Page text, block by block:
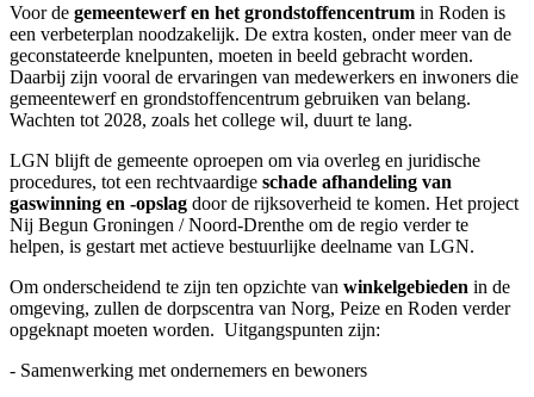
Voor de gemeentewerf en het grondstoffencentrum in Roden is
een verbeterplan noodzakelijk. De extra kosten, onder meer van de
geconstateerde knelpunten, moeten in beeld gebracht worden.
Daarbij zijn vooral de ervaringen van medewerkers en inwoners die
gemeentewerf en grondstoffencentrum gebruiken van belang.
Wachten tot 2028, zoals het college wil, duurt te lang.
LGN blijft de gemeente oproepen om via overleg en juridische
procedures, tot een rechtvaardige schade afhandeling van
gaswinning en -opslag door de rijksoverheid te komen. Het project
Nij Begun Groningen / Noord-Drenthe om de regio verder te
helpen, is gestart met actieve bestuurlijke deelname van LGN.
Om onderscheidend te zijn ten opzichte van winkelgebieden in de
omgeving, zullen de dorpscentra van Norg, Peize en Roden verder
opgeknapt moeten worden. Uitgangspunten zijn:
- Samenwerking met ondernemers en bewoners